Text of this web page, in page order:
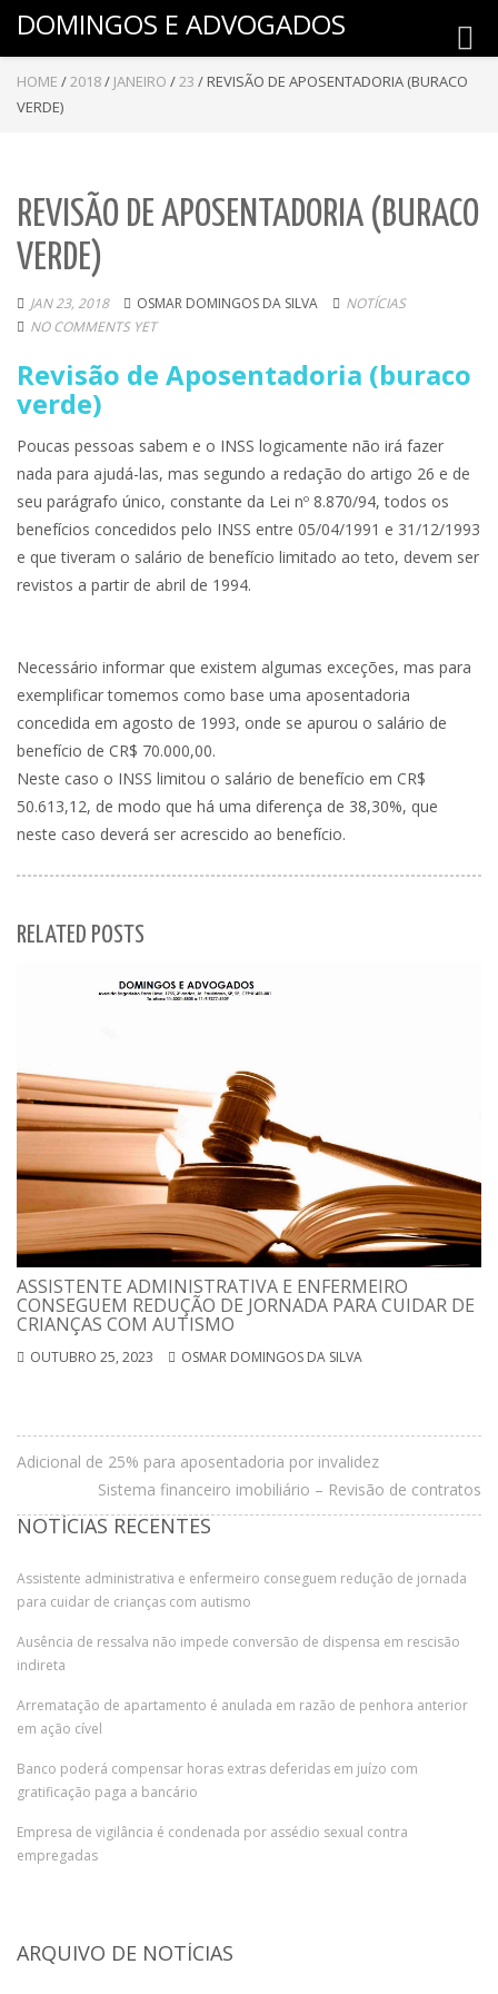
DOMINGOS E ADVOGADOS
HOME /2018/ JANEIRO /23 / REVISÃO DE APOSENTADORIA (BURACO
VERDE)
REVISÃO DE APOSENTADORIA (BURACO
VERDE)
JAN 23, 2018 OSMAR DOMINGOS DA SILVA
NOTÍCIAS
NO COMMENTS YET
Revisão de Aposentadoria (buraco
verde)
Poucas pessoas sabem e o INSS logicamente não irá fazer
nada para ajudá-las, mas segundo a redação do artigo 26 e de
seu parágrafo único, constante da Lei nº 8.870/94, todos os
benefícios concedidos pelo INSS entre 05/04/1991 e 31/12/1993
e que tiveram o salário de benefício limitado ao teto, devem ser
revistos a partir de abril de 1994.
Necessário informar que existem algumas exceções, mas para
exemplificar tomemos como base uma aposentadoria
concedida em agosto de 1993, onde se apurou o salário de
benefício de CR$ 70.000,00.
Neste caso o INSS limitou o salário de benefício em CR$
50.613,12, de modo que há uma diferença de 38,30%, que
neste caso deverá ser acrescido ao benefício.
RELATED POSTS
ASSISTENTE ADMINISTRATIVA E ENFERMEIRO
CONSEGUEM REDUÇÃO DE JORNADA PARA CUIDAR DE
CRIANÇAS COM AUTISMO
OUTUBRO 25, 2023 OSMAR DOMINGOS DA SILVA
Adicional de 25% para aposentadoria por invalidez
Sistema financeiro imobiliário – Revisão de contratos
NOTÍCIAS RECENTES
Assistente administrativa e enfermeiro conseguem redução de jornada
para cuidar de crianças com autismo
Ausência de ressalva não impede conversão de dispensa em rescisão
indireta
Arrematação de apartamento é anulada em razão de penhora anterior
em ação cível
Banco poderá compensar horas extras deferidas em juízo com
gratificação paga a bancário
Empresa de vigilância é condenada por assédio sexual contra
empregadas
ARQUIVO DE NOTÍCIAS